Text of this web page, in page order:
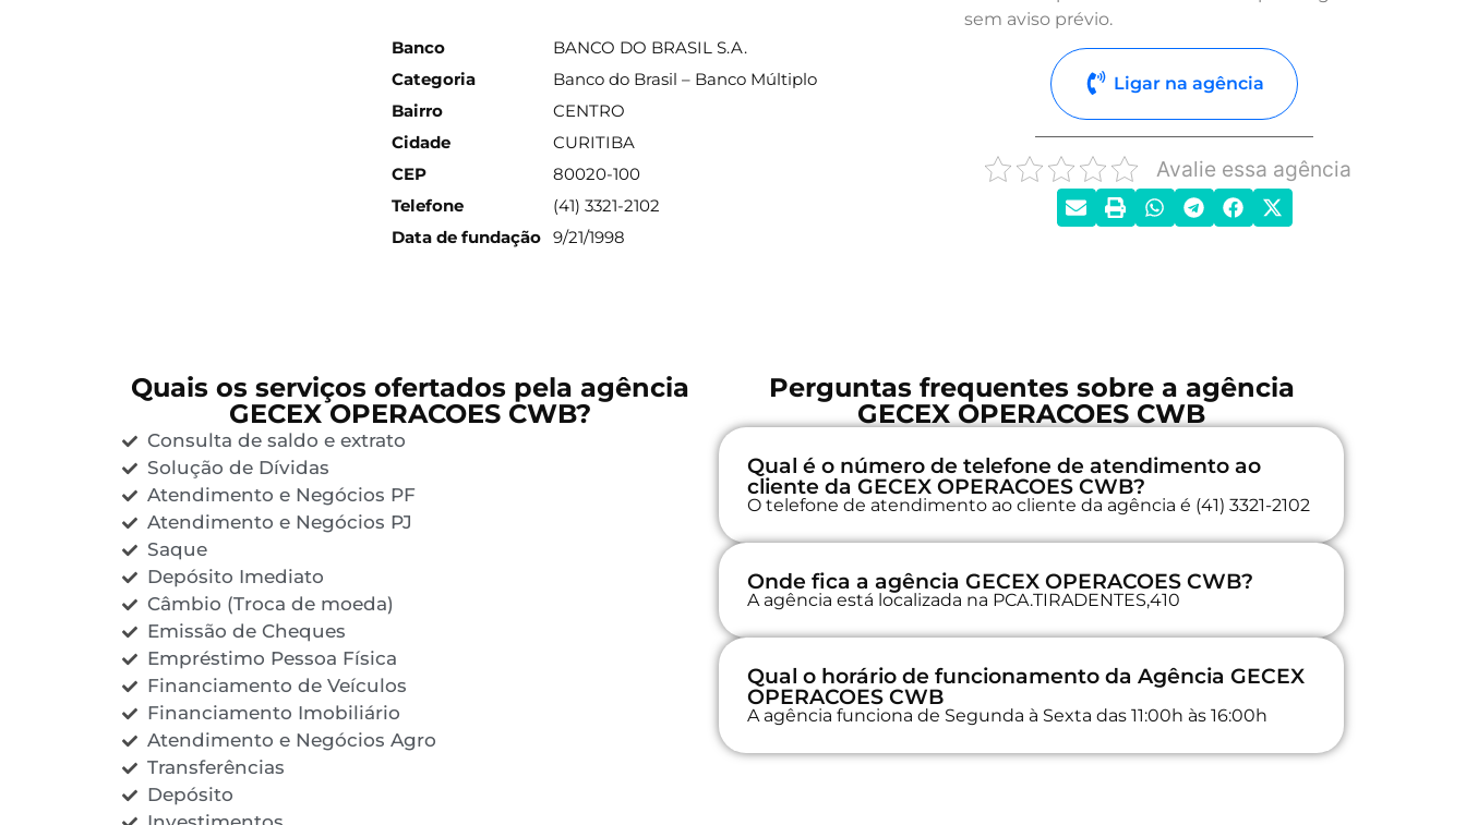
Banco
BANCO DO BRASIL S.A.
Categoria
Banco do Brasil – Banco Múltiplo
Bairro
CENTRO
Cidade
CURITIBA
CEP
80020-100
Telefone
(41) 3321-2102
Data de fundação 9/21/1998
sem aviso prévio.
Ligar na agência
Avalie essa agência
Quais os serviços ofertados pela agência
GECEX OPERACOES CWB?
Consulta de saldo e extrato
Solução de Dívidas
Atendimento e Negócios PF
Atendimento e Negócios PJ
Saque
Depósito Imediato
Câmbio (Troca de moeda)
Emissão de Cheques
Empréstimo Pessoa Física
Financiamento de Veículos
Financiamento Imobiliário
Atendimento e Negócios Agro
Transferências
Depósito
Perguntas frequentes sobre a agência
GECEX OPERACOES CWB
Qual é o número de telefone de atendimento ao
cliente da GECEX OPERACOES CWB?
O telefone de atendimento ao cliente da agência é (41) 3321-2102
Onde fica a agência GECEX OPERACOES CWB?
A agência está localizada na PCA.TIRADENTES,410
Qual o horário de funcionamento da Agência GECEX
OPERACOES CWB
A agência funciona de Segunda à Sexta das 11:00h às 16:00h